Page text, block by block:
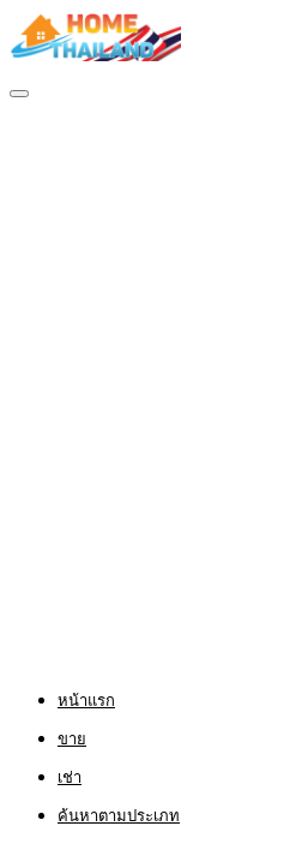
หน้าแรก
ขาย
เช่า
ค้นหาตามประเภท